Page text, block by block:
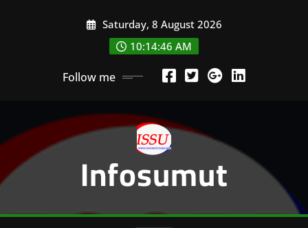
Saturday, 8 August 2026
10:14:49 AM
Follow me
Infosumut